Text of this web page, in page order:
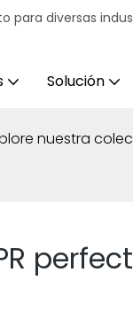
para diversas
Solución
nuestra